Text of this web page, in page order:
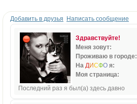
Добавить в друзья Написать сообщение
Здравствуйте!
Меня зовут:
Проживаю в городе:
На ДИСФО я:
Моя страница:
Последний раз я был(а) здесь давно